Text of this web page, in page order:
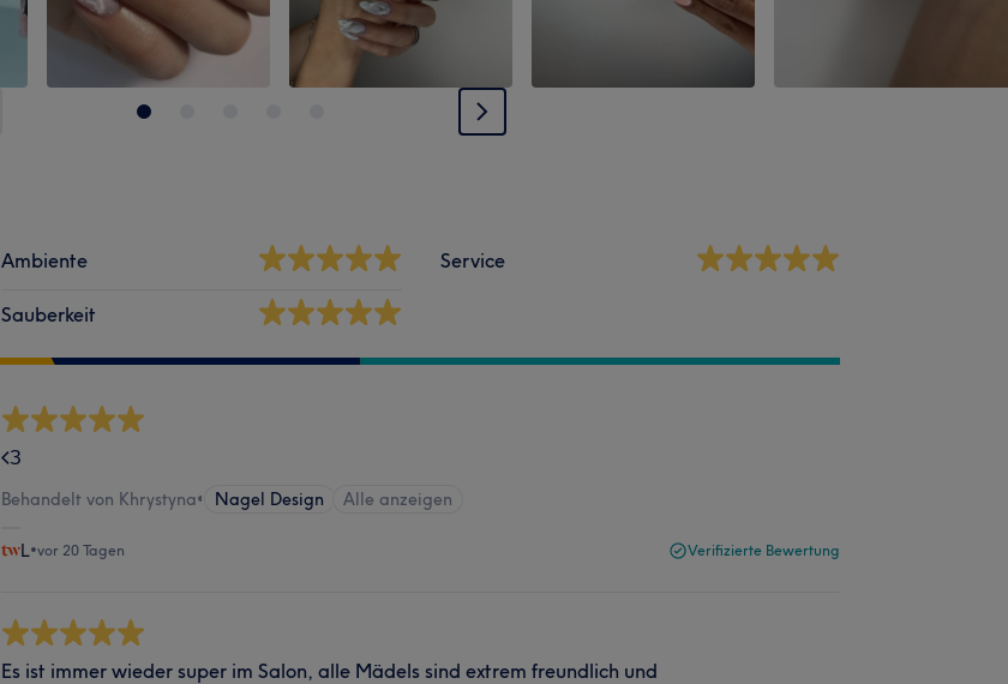
Ambiente
Sauberkeit
Service
<З
Behandelt von Khrystyna• Nagel Design Alle anzeigen
L•vor 20 Tagen Verifizierte Bewertung
Es ist immer wieder super im Salon, alle Mädels sind extrem freundlich und